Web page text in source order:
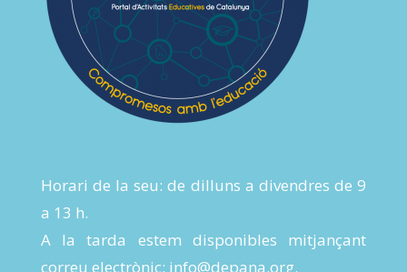
Horari de la seu: de dilluns a divendres de 9
a 13 h.
A la tarda estem disponibles mitjançant
correu electrònic: info@depana.org.